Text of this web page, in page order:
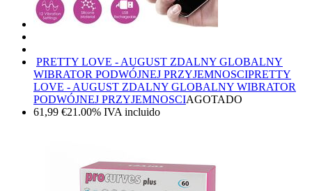
PRETTY LOVE - AUGUST ZDALNY GLOBALNY
WIBRATOR PODWÓJNEJ PRZYJEMNOSCIPRETTY
LOVE - AUGUST ZDALNY GLOBALNY WIBRATOR
PODWÓJNEJ PRZYJEMNOSCIAGOTADO
61,99 €21.00% IVA incluido